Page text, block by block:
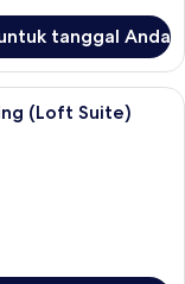
tanggal Anda
| Televisi layar datar
(Loft Suite)